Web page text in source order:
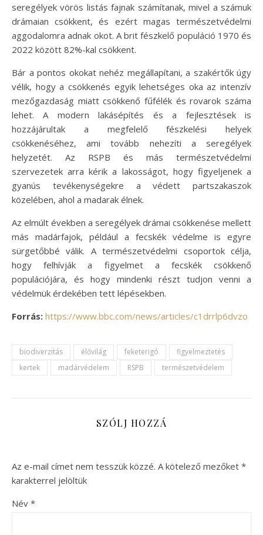
seregélyek vörös listás fajnak számítanak, mivel a számuk
drámaian csökkent, és ezért magas természetvédelmi
aggodalomra adnak okot. A brit fészkelő populáció 1970 és
2022 között 82%-kal csökkent.
Bár a pontos okokat nehéz megállapítani, a szakértők úgy
vélik, hogy a csökkenés egyik lehetséges oka az intenzív
mezőgazdaság miatt csökkenő fűfélék és rovarok száma
lehet. A modern lakásépítés és a fejlesztések is
hozzájárultak a megfelelő fészkelési helyek
csökkenéséhez, ami tovább nehezíti a seregélyek
helyzetét. Az RSPB és más természetvédelmi
szervezetek arra kérik a lakosságot, hogy figyeljenek a
gyanús tevékenységekre a védett partszakaszok
közelében, ahol a madarak élnek.
Az elmúlt években a seregélyek drámai csökkenése mellett
más madárfajok, például a fecskék védelme is egyre
sürgetőbbé válik. A természetvédelmi csoportok célja,
hogy felhívják a figyelmet a fecskék csökkenő
populációjára, és hogy mindenki részt tudjon venni a
védelmük érdekében tett lépésekben.
Forrás: https://www.bbc.com/news/articles/c1drrlp6dvzo
biodiverzitás élővilág feketerigó
figyelmeztetés
kertek
madárvédelem RSPB természetvédelem
SZÓLJ HOZZÁ
Az e-mail címet nem tesszük közzé. A kötelező mezőket *
karakterrel jelöltük
Név *